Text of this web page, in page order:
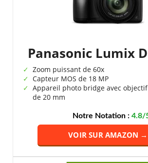
Panasonic Lumix
Zoom puissant de 60x
Capteur MOS de 18 MP
Appareil photo bridge avec
de 20 mm
Notre Notation :4.8/
VOIR SUR AMAZON →